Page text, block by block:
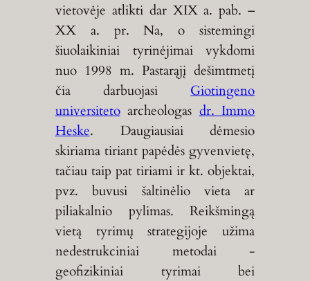
vietovėje atlikti dar XIX a. pab. –
XX a. pr. Na, o sistemingi
šiuolaikiniai tyrinėjimai vykdomi
nuo 1998 m. Pastarąjį dešimtmetį
čia darbuojasi Giotingeno
universitetoarcheologas dr. Immo
Heske. Daugiausiai dėmesio
skiriama tiriant papėdės gyvenvietę,
tačiau taip pat tiriami ir kt. objektai,
pvz. buvusi šaltinėlio vieta ar
piliakalnio pylimas. Reikšmingą
vietą tyrimų strategijoje užima
nedestrukciniai metodai -
geofizikiniai tyrimai bei